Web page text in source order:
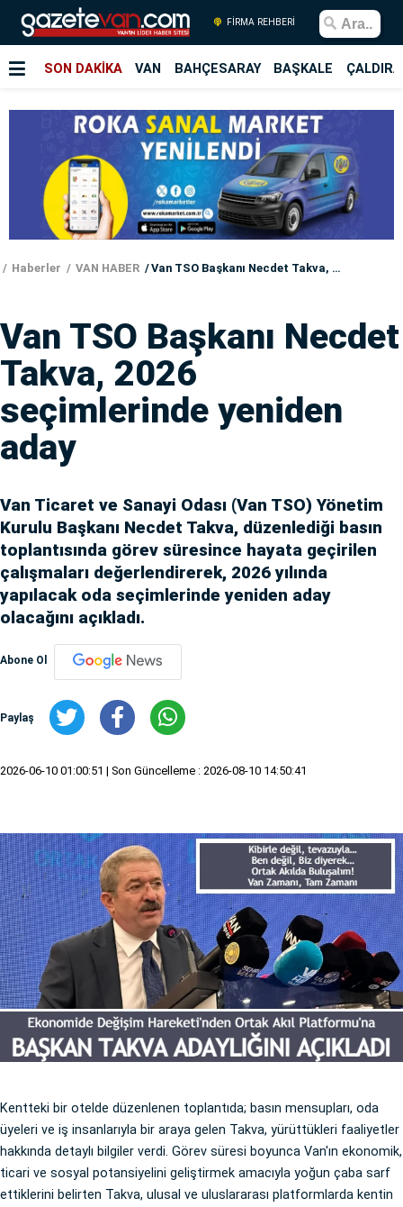
FİRMA REHBERİ
SON DAKİKA VAN BAHÇESARAY BAŞKALE
Haberler VAN HABER Van TSO Başkanı Necdet Takva, 2026 seçimlerinde yeniden aday
Van TSO Başkanı Necdet
Takva, 2026
seçimlerinde yeniden
aday
Van Ticaret ve Sanayi Odası (Van TSO) Yönetim
Kurulu Başkanı Necdet Takva, düzenlediği basın
toplantısında görev süresince hayata geçirilen
çalışmaları değerlendirerek, 2026 yılında
yapılacak oda seçimlerinde yeniden aday
olacağını açıkladı.
Abone Ol
Paylaş
2026-06-10 01:00:51 | Son Güncelleme : 2026-08-10 14:50:41
Kentteki bir otelde düzenlenen toplantıda; basın mensupları, oda
üyeleri ve iş insanlarıyla bir araya gelen Takva, yürüttükleri faaliyetler
hakkında detaylı bilgiler verdi. Görev süresi boyunca Van'ın ekonomik,
ticari ve sosyal potansiyelini geliştirmek amacıyla yoğun çaba sarf
ettiklerini belirten Takva, ulusal ve uluslararası platformlarda kentin